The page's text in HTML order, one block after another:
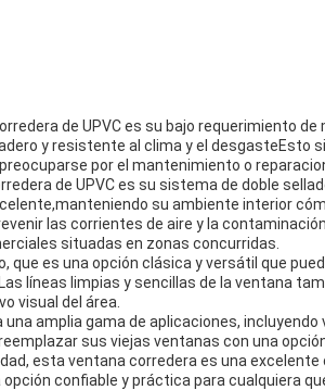
de UPVC es su bajo requerimiento
y resistente al clima y el desgasteEsto
por el mantenimiento o
de UPVC es su sistema de doble
su ambiente interior
las corrientes de aire y la
situadas en zonas concurridas.
que es una opción clásica y versátil que
líneas limpias y sencillas de la ventana
visual del área.
amplia gama de aplicaciones,
sus viejas ventanas con una
esta ventana corredera es una excelente
confiable y práctica para cualquiera